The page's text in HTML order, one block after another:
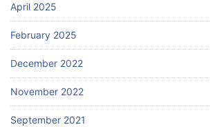
April 2025
February 2025
December 2022
November 2022
September 2021